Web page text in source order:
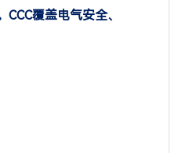
覆盖电气安全、